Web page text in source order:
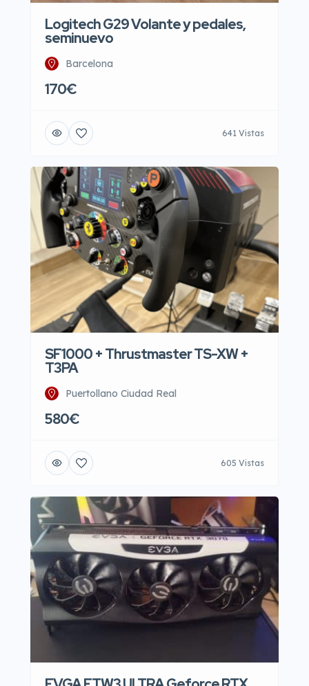
Logitech G29 Volante y pedales,
seminuevo
Barcelona
170€
641 Vistas
SF1000 + Thrustmaster TS-XW +
T3PA
Puertollano Ciudad Real
580€
605 Vistas